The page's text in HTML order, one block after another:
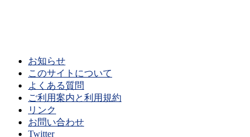
お知らせ
このサイトについて
よくある質問
ご利用案内と利用規約
リンク
お問い合わせ
Twitter